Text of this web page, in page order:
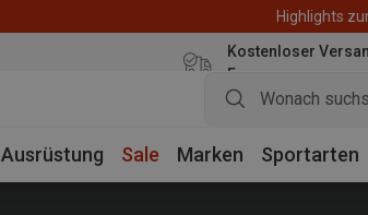
Highlights
Kostenloser
Euro
Ausrüstung Sale Marken Sportarten